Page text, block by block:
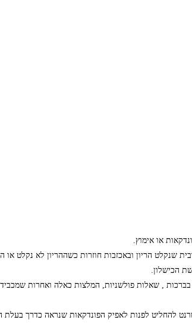
שנקלט הריון ובאכזבות חוזרות כשההריון לא נקלט
הכישלון.
, שאלות פולשניות, המלצות כאלה ואחרות
להחליט לפנות לאפיק הפונדקאות שנראה כדרך בעלת